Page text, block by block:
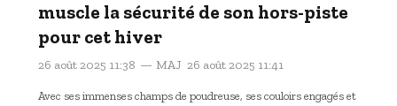
muscle la sécurité de son hors-piste
pour cet hiver
26 août 2025 11:38 MAJ 26 août 2025 11:41
Avec ses immenses champs de poudreuse, ses couloirs engagés et